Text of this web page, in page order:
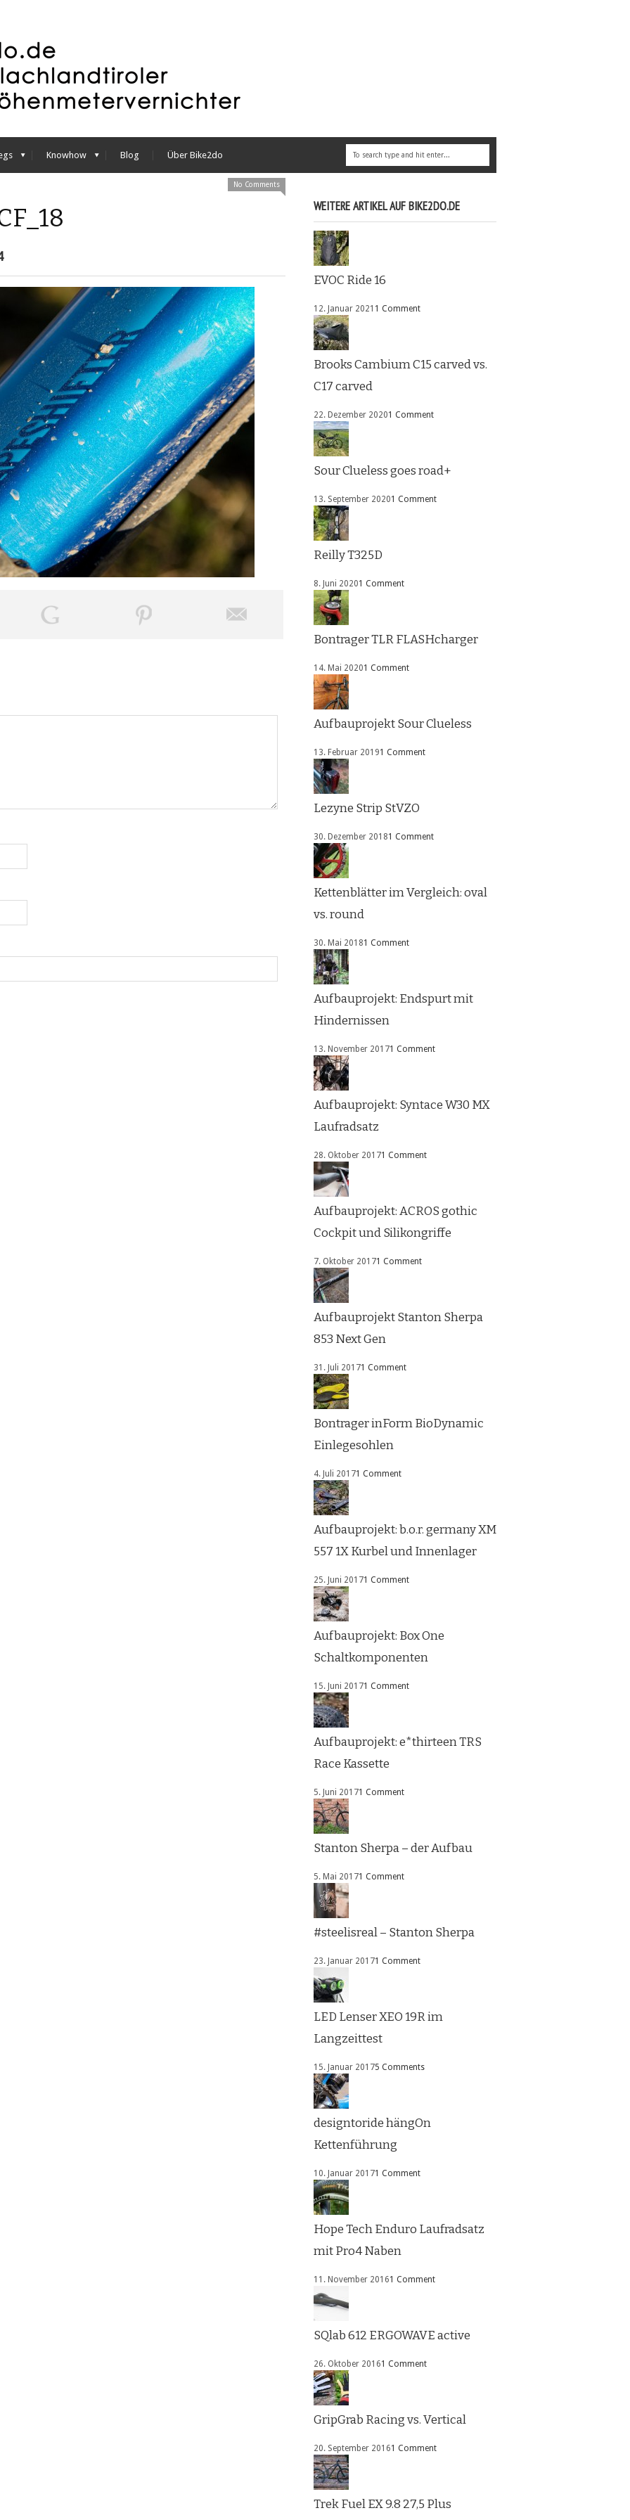
Knowhow Blog Über Bike2do
No Comments
WEITERE ARTIKEL AUF BIKE2DO.DE
EVOC Ride 16
12. Januar 2021 1 Comment
Brooks Cambium C15 carved vs.
C17 carved
22. Dezember 20201 Comment
Sour Clueless goes road+
13. September 20201 Comment
Reilly T325D
8. Juni 20201 Comment
Bontrager TLR FLASHcharger
14. Mai 20201 Comment
Aufbauprojekt Sour Clueless
13. Februar 20191 Comment
Lezyne Strip StVZO
30. Dezember 20181 Comment
Kettenblätter im Vergleich: oval
vs. round
30. Mai 20181 Comment
Aufbauprojekt: Endspurt mit
Hindernissen
13. November 20171 Comment
Aufbauprojekt: Syntace W30 MX
Laufradsatz
28. Oktober 20171 Comment
Aufbauprojekt: ACROS gothic
Cockpit und Silikongriffe
7. Oktober 20171 Comment
Aufbauprojekt Stanton Sherpa
853 Next Gen
31. Juli 20171 Comment
Bontrager inForm BioDynamic
Einlegesohlen
4. Juli 20171 Comment
Aufbauprojekt: b.o.r. germany XM
557 1X Kurbel und Innenlager
25. Juni 20171 Comment
Aufbauprojekt: Box One
Schaltkomponenten
15. Juni 20171 Comment
Aufbauprojekt: e*thirteen TRS
Race Kassette
5. Juni 20171 Comment
Stanton Sherpa – der Aufbau
5. Mai 20171 Comment
#steelisreal – Stanton Sherpa
23. Januar 20171 Comment
LED Lenser XEO 19R im
Langzeittest
15. Januar 20175 Comments
designtoride hängOn
Kettenführung
10. Januar 20171 Comment
Hope Tech Enduro Laufradsatz
mit Pro4 Naben
11. November 20161 Comment
SQlab 612 ERGOWAVE active
26. Oktober 20161 Comment
GripGrab Racing vs. Vertical
20. September 20161 Comment
Trek Fuel EX 9.8 27,5 Plus